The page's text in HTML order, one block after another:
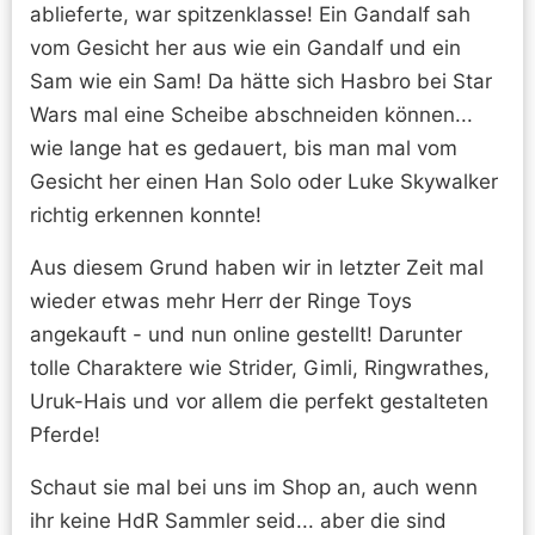
ablieferte, war spitzenklasse! Ein Gandalf sah
vom Gesicht her aus wie ein Gandalf und ein
Sam wie ein Sam! Da hätte sich Hasbro bei Star
Wars mal eine Scheibe abschneiden können...
wie lange hat es gedauert, bis man mal vom
Gesicht her einen Han Solo oder Luke Skywalker
richtig erkennen konnte!
Aus diesem Grund haben wir in letzter Zeit mal
wieder etwas mehr Herr der Ringe Toys
angekauft - und nun online gestellt! Darunter
tolle Charaktere wie Strider, Gimli, Ringwrathes,
Uruk-Hais und vor allem die perfekt gestalteten
Pferde!
Schaut sie mal bei uns im Shop an, auch wenn
ihr keine HdR Sammler seid... aber die sind